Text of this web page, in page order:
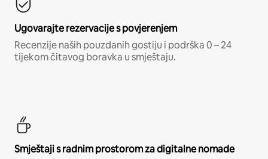
Ugovarajte rezervacije s povjerenjem
Recenzije naših pouzdanih gostiju i podrška 0 – 24
tijekom čitavog boravka u smještaju.
Smještaji s radnim prostorom za digitalne nomade